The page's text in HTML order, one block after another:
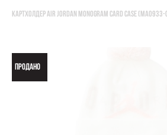
КАРТХОЛДЕР AIR JORDAN MONOGRAM CARD CASE
ПРОДАНО